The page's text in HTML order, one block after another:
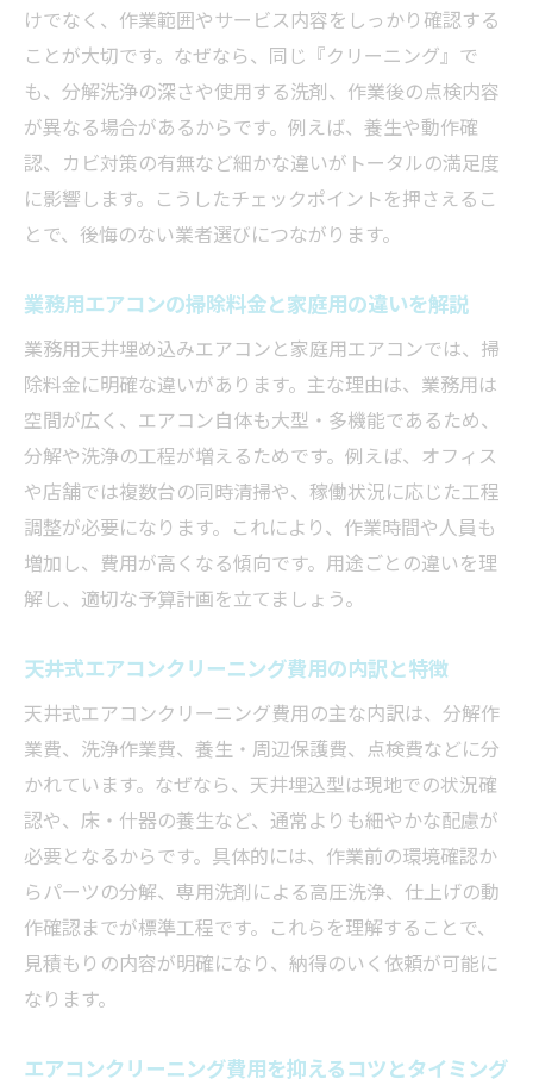
けでなく、作業範囲やサービス内容をしっかり確認する
ことが大切です。なぜなら、同じ『クリーニング』で
も、分解洗浄の深さや使用する洗剤、作業後の点検内容
が異なる場合があるからです。例えば、養生や動作確
認、カビ対策の有無など細かな違いがトータルの満足度
に影響します。こうしたチェックポイントを押さえるこ
とで、後悔のない業者選びにつながります。
業務用エアコンの掃除料金と家庭用の違いを解説
業務用天井埋め込みエアコンと家庭用エアコンでは、掃
除料金に明確な違いがあります。主な理由は、業務用は
空間が広く、エアコン自体も大型・多機能であるため、
分解や洗浄の工程が増えるためです。例えば、オフィス
や店舗では複数台の同時清掃や、稼働状況に応じた工程
調整が必要になります。これにより、作業時間や人員も
増加し、費用が高くなる傾向です。用途ごとの違いを理
解し、適切な予算計画を立てましょう。
天井式エアコンクリーニング費用の内訳と特徴
天井式エアコンクリーニング費用の主な内訳は、分解作
業費、洗浄作業費、養生・周辺保護費、点検費などに分
かれています。なぜなら、天井埋込型は現地での状況確
認や、床・什器の養生など、通常よりも細やかな配慮が
必要となるからです。具体的には、作業前の環境確認か
らパーツの分解、専用洗剤による高圧洗浄、仕上げの動
作確認までが標準工程です。これらを理解することで、
見積もりの内容が明確になり、納得のいく依頼が可能に
なります。
エアコンクリーニング費用を抑えるコツとタイミング